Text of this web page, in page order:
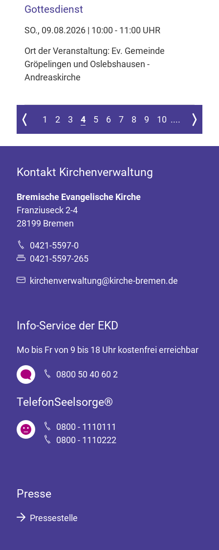
Gottesdienst
SO., 09.08.2026 | 10:00 - 11:00 UHR
Ort der Veranstaltung: Ev. Gemeinde
Gröpelingen und Oslebshausen -
Andreaskirche
Seite springen
Zur vorherigen Seite
1 2 3 4 5 6 7 8 9 10 .... Zur
Kontakt Kirchenverwaltung
Bremische Evangelische Kirche
Franziuseck 2-4
28199 Bremen
0421-5597-0
0421-5597-265
kirchenverwaltung@kirche-bremen.de
Info-Service der EKD
Mo bis Fr von 9 bis 18 Uhr kostenfrei erreichbar
0800 50 40 60 2
TelefonSeelsorge®
0800 - 1110111
0800 - 1110222
Presse
Pressestelle